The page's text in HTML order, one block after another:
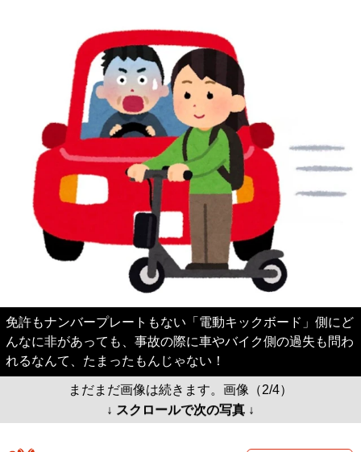
免許もナンバープレートもない「電動キックボード」側にど
んなに非があっても、事故の際に車やバイク側の過失も問わ
れるなんて、たまったもんじゃない！
まだまだ画像は続きます。画像（2/4）
↓ スクロールで次の写真 ↓